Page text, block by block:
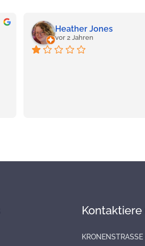
Heather Jones
vor 2 Jahren
Kontaktiere
KRONENSTRASSE